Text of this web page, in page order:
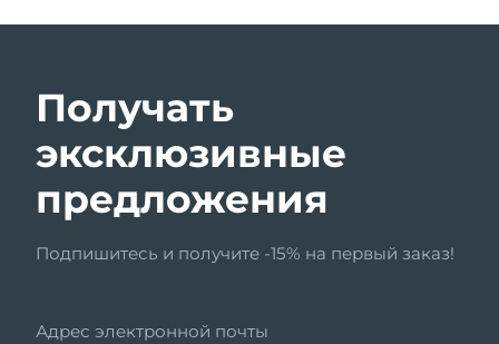
Получать
эксклюзивные
предложения
Подпишитесь и получите -15% на первый заказ!
Адрес электронной почты